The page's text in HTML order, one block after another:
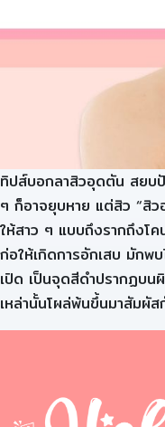
ทิปส์บอกลาสิวอุดตัน สยบ
ๆ ก็อาจยุบหาย แต่สิว “สิ
ให้สาว ๆ แบบถึงรากถึงโ
ก่อให้เกิดการอักเสบ มัก
เปิด เป็นจุดสีดำปรากฏบน
เหล่านั้นโผล่พ้นขึ้นมาสัมผั